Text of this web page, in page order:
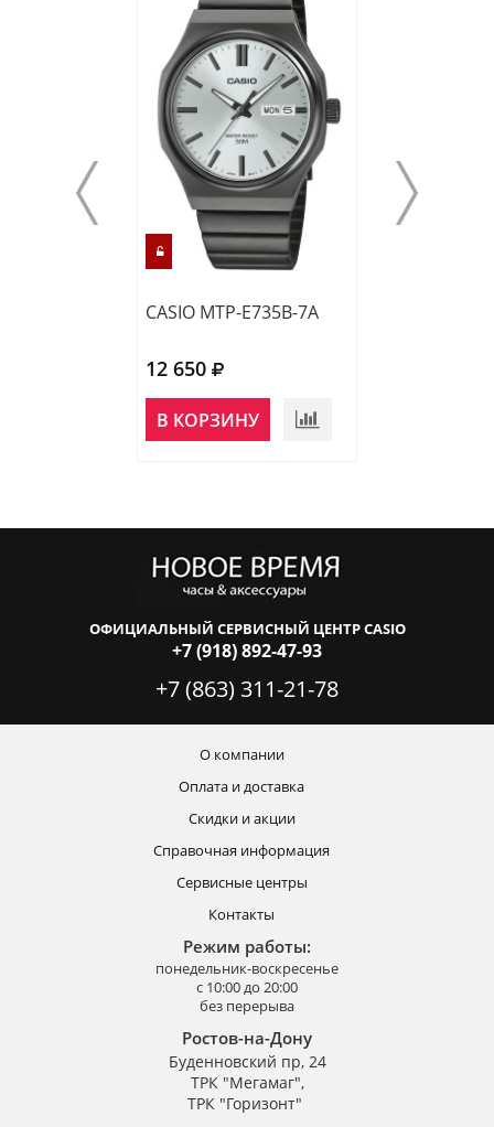
CASIO MTP-E735B-7A
12 650
В КОРЗИНУ
ОФИЦИАЛЬНЫЙ СЕРВИСНЫЙ ЦЕНТР CASIO
+7 (918) 892-47-93
+7 (863) 311-21-78
О компании
Оплата и доставка
Скидки и акции
Справочная информация
Сервисные центры
Контакты
Режим работы:
понедельник-воскресенье
с 10:00 до 20:00
без перерыва
Ростов-на-Дону
Буденновский пр, 24
ТРК "Мегамаг",
ТРК "Горизонт"